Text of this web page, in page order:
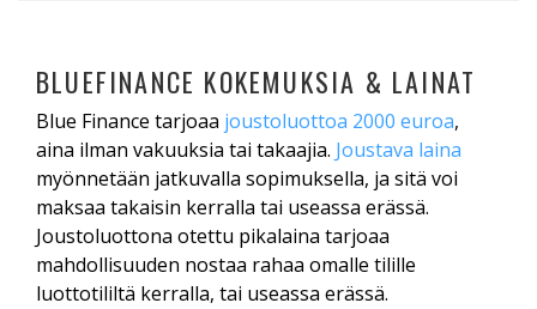
BLUEFINANCE KOKEMUKSIA & LAINAT
Blue Finance tarjoaa joustoluottoa 2000 euroa,
aina ilman vakuuksia tai takaajia. Joustava laina
myönnetään jatkuvalla sopimuksella, ja sitä voi
maksaa takaisin kerralla tai useassa erässä.
Joustoluottona otettu pikalaina tarjoaa
mahdollisuuden nostaa rahaa omalle tilille
luottotililtä kerralla, tai useassa erässä.